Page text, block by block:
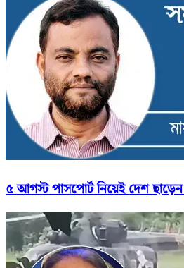
৫ আগস্ট পাসপোর্ট নিয়েই দেশ ছাড়েন